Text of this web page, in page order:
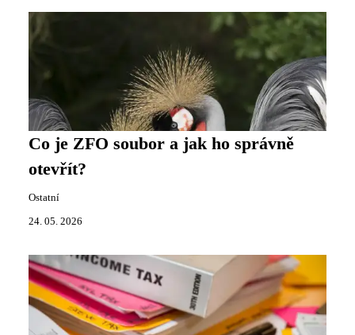
Co je ZFO soubor a jak ho správně
otevřít?
Ostatní
24. 05. 2026